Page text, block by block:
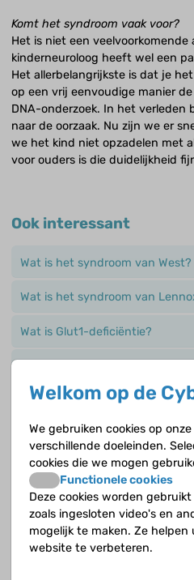
Komt het syndroom vaak voor?
Het is niet een veelvoorkomende
kinderneuroloog heeft wel een
Het allerbelangrijkste is dat je
op een vrij eenvoudige manier
DNA-onderzoek. In het verleden
naar de oorzaak. Nu zijn we er
we het kind niet opzadelen met
voor ouders is die duidelijkheid
Ook interessant
Wat is het syndroom van West?
Wat is het syndroom van
Wat is Glut1-deficiëntie?
het Panayiotopoulos syndroom?
Hoe wordt de diagnose
Wat is het syndroom van
Wat is epileptische
Waar heb je last van als je
Welkom op de
We gebruiken cookies op
verschillende doeleinden.
cookies die we mogen
Functionele cookies
Deze cookies worden
zoals ingesloten video's en
mogelijk te maken. Ze helpen
website te verbeteren.